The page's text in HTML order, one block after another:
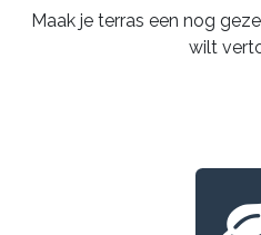
Maak je terras een nog
wilt